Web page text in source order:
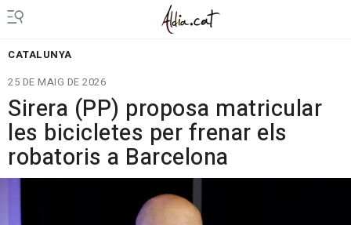
CATALUNYA
25 DE MAIG DE 2026
Sirera (PP) proposa matricular
les bicicletes per frenar els
robatoris a Barcelona